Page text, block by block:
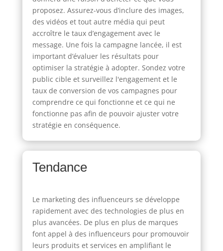
proposez. Assurez-vous d’inclure des images,
des vidéos et tout autre média qui peut
accroître le taux d’engagement avec le
message. Une fois la campagne lancée, il est
important d’évaluer les résultats pour
optimiser la stratégie à adopter. Sondez votre
public cible et surveillez l'engagement et le
taux de conversion de vos campagnes pour
comprendre ce qui fonctionne et ce qui ne
fonctionne pas afin de pouvoir ajuster votre
stratégie en conséquence.
Tendance
Le marketing des influenceurs se développe
rapidement avec des technologies de plus en
plus avancées. De plus en plus de marques
font appel à des influenceurs pour promouvoir
leurs produits et services en amplifiant le